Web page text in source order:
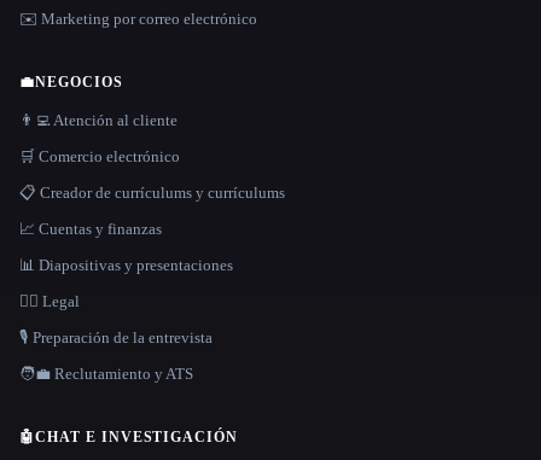
✉️ Marketing por correo electrónico
💼NEGOCIOS
👨‍💻 Atención al cliente
🛒 Comercio electrónico
📋 Creador de currículums y currículums
📈 Cuentas y finanzas
📊 Diapositivas y presentaciones
👩‍⚖️ Legal
🎙️ Preparación de la entrevista
🧑‍💼 Reclutamiento y ATS
🤖CHAT E INVESTIGACIÓN